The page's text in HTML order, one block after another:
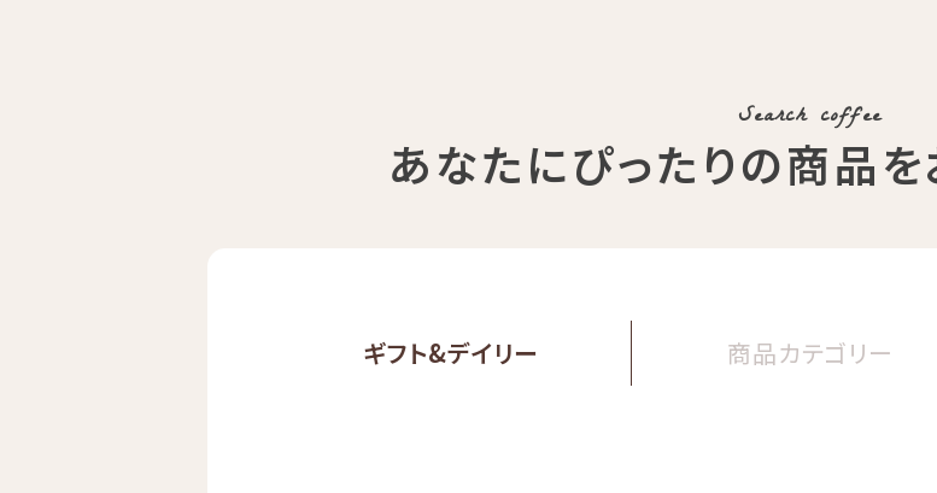
Search coffee
あなたにぴったりの商品
ギフト&デイリー 商品カテゴリー